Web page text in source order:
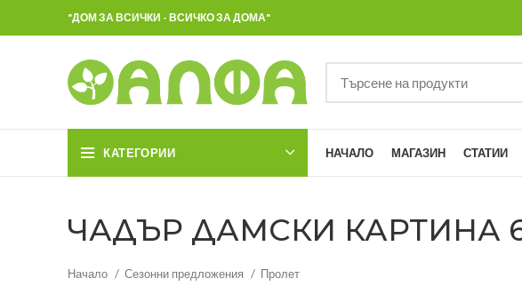
"ДОМ ЗА ВСИЧКИ - ВСИЧКО ЗА ДОМА"
КАТЕГОРИИ НАЧАЛО МАГАЗИН СТАТИИ
ЧАДЪР ДАМСКИ КАРТИНА
Начало Сезонни предложения Пролет